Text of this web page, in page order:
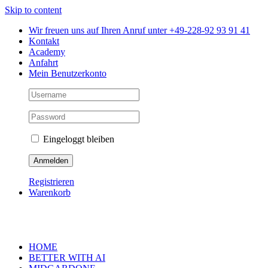
Skip to content
Wir freuen uns auf Ihren Anruf unter +49-228-92 93 91 41
Kontakt
Academy
Anfahrt
Mein Benutzerkonto
Eingeloggt bleiben
Registrieren
Warenkorb
HOME
BETTER WITH AI